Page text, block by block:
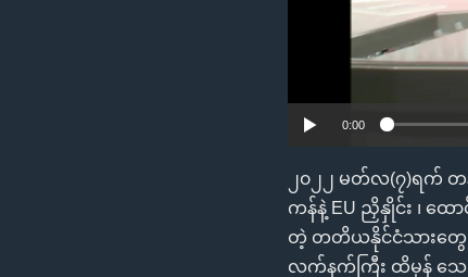
0:00
၂၀၂၂ မတ်လ(၇)ရက် တ
ကန်နဲ့ EU ညှိနှိုင်း ၊ ထေ
တဲ့ တတိယနိုင်ငံသားတွ
လက်နက်ကြီး ထိမှန် သေဆုံ